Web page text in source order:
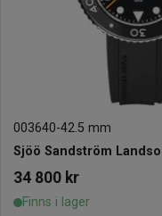
003640-42.5 mm
Sjöö Sandström
34 800 kr
Finns i lager